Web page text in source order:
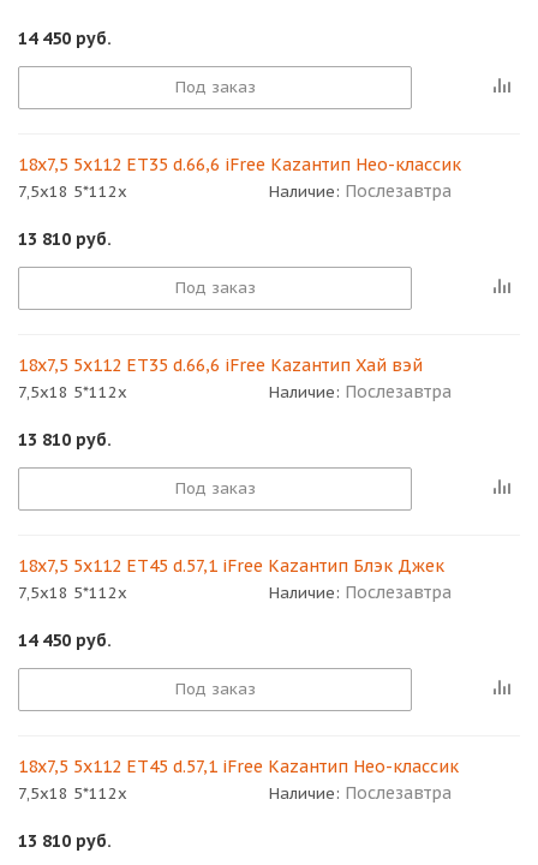
14 450 руб.
Под заказ
18x7,5 5x112 ET35 d.66,6 iFree Кazaнтип Нео-классик
7,5x18 5*112x Наличие: Послезавтра
13 810 руб.
Под заказ
18x7,5 5x112 ET35 d.66,6 iFree Кazaнтип Хай вэй
7,5x18 5*112x Наличие: Послезавтра
13 810 руб.
Под заказ
18x7,5 5x112 ET45 d.57,1 iFree Кazaнтип Блэк Джек
7,5x18 5*112x Наличие: Послезавтра
14 450 руб.
Под заказ
18x7,5 5x112 ET45 d.57,1 iFree Кazaнтип Нео-классик
7,5x18 5*112x Наличие: Послезавтра
13 810 руб.